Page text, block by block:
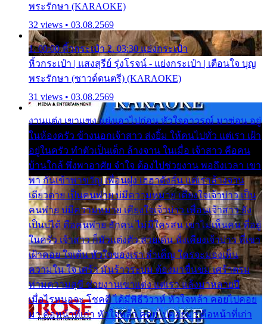
พระรักษา (KARAOKE)
32 views • 03.08.2569
1. 00:00 หิ้วกระเป๋า 2. 03:30 แย่งกระเป๋า
หิ้วกระเป๋า | แสงสุรีย์ รุ่งโรจน์ - แย่งกระเป๋า | เตือนใจ บุญ
พระรักษา (ซาวด์ดนตรี) (KARAOKE)
31 views • 03.08.2569
งานแต่ง เขาแซง แย่งเอาไปก่อน หัวใจอาวรณ์ มาซ่อน อยู่
ในห้องครัว ข้างนอกเจ้าสาว ส่งยิ้ม ให้คนไปทั่ว แต่เรา เฝ้า
อยู่ในครัว ทำตัวเป็นเด็ก ล้างจาน ในเมื่อ เจ้าสาว คือคน
บ้านใกล้ พึ่งพาอาศัย จำใจ ต้องไปช่วยงาน พอถึงเวลา เขา
พา กันเข้าพาขวัญ เพื่อนฝูง เฮฮาดังลั่น แต่เราล้างจาน
เดียวดาย เป็นคนพ่าย บ่มีความหมาย เคียงใจเจ้าบ่าว เป็น
คนพ่าย บ่มีความหมาย เคียงใจเจ้าบ่าว เพื่อนเจ้าสาว ยัง
เป็นบ่ได้ คือคนพ่าย ฮักคน ไม่มีใครสน เขาไม่เห็นคน ที่อยู่
ในครัว เจ้าสาว ก็มัวแต่งตัว สวยเด่น นั่งเคียงเจ้าบ่าว ที่เขา
เฝ้าคอย ใจเต้น หัวใจของเรา ลำเค็ญ ใครจะมองเห็น
ความใน ใจ เศร้า มันร้าวระบม ต้องมาขื่นขม เศร้าตรม
ท่ามความสุขี ช่วยงานเขาแต่ง แต่เรา แล้งมาหลายปี
เมื่อไรหนอจะ โชคดี ได้มีพิธีวิวาห์ หัวใจหล้า คอยไปคอย
มา คือหน้าที่เก่า หัวใจหล้า คอยไปคอยมา คือหน้าที่เก่า